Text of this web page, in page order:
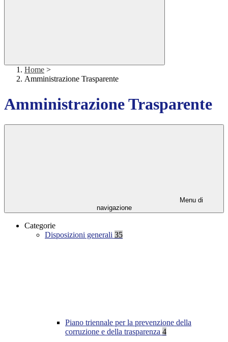
Home >
Amministrazione Trasparente
Amministrazione Trasparente
Menu di
navigazione
Categorie
Disposizioni generali 35
Piano triennale per la prevenzione della
corruzione e della trasparenza 4